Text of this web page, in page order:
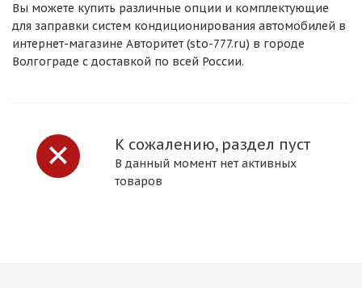
Вы можете купить различные опции и комплектующие
для заправки систем кондиционирования автомобилей в
интернет-магазине Авторитет (sto-777.ru) в городе
Волгограде с доставкой по всей России.
К сожалению, раздел пуст
В данный момент нет активных
товаров